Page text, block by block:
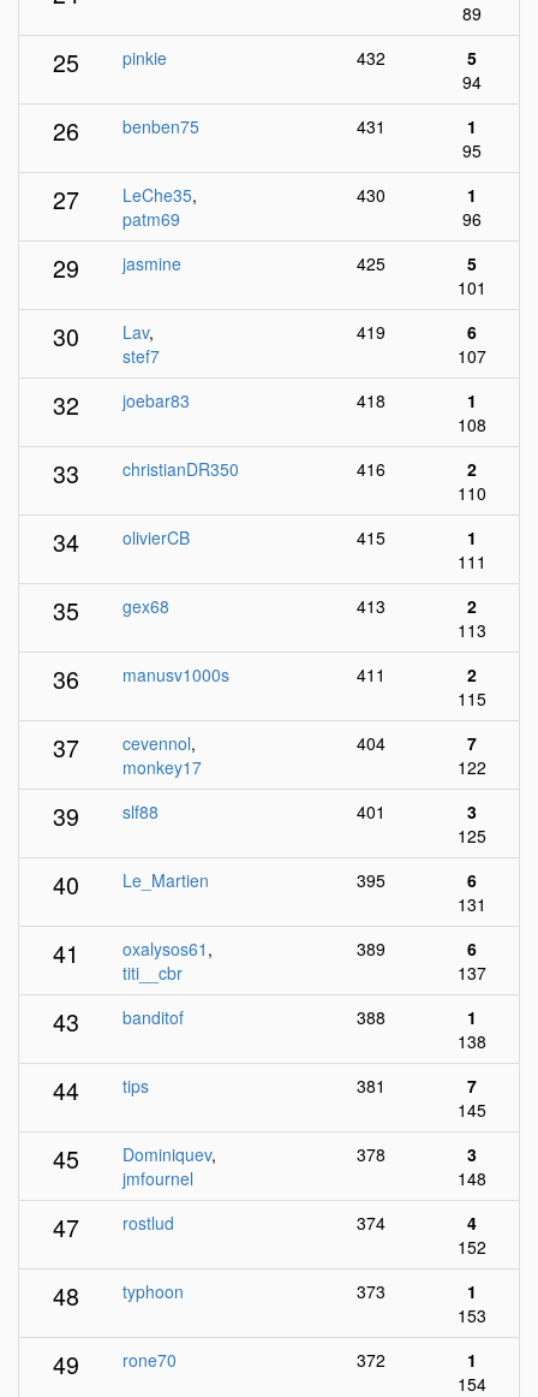
89
25 pinkie 432
5
94
26 benben75 431
1
95
27 LeChe35,
patm69
430
1
96
29 jasmine 425
5
101
30 Lav,
stef7
419
6
107
32 joebar83 418
1
108
33 christianDR350 416
2
110
34 olivierCB 415
1
111
35 gex68 413
2
113
36 manusv1000s 411
2
115
37 cevennol,
monkey17
404
7
122
39 slf88 401
3
125
40 Le_Martien 395
6
131
41 oxalysos61 ,
titi__cbr
389
6
137
43 banditof 388
1
138
44 tips 381
7
145
45 Dominiquev,
jmfournel
378
3
148
47 rostlud 374
4
152
48 typhoon 373
1
153
49 rone70 372
1
154